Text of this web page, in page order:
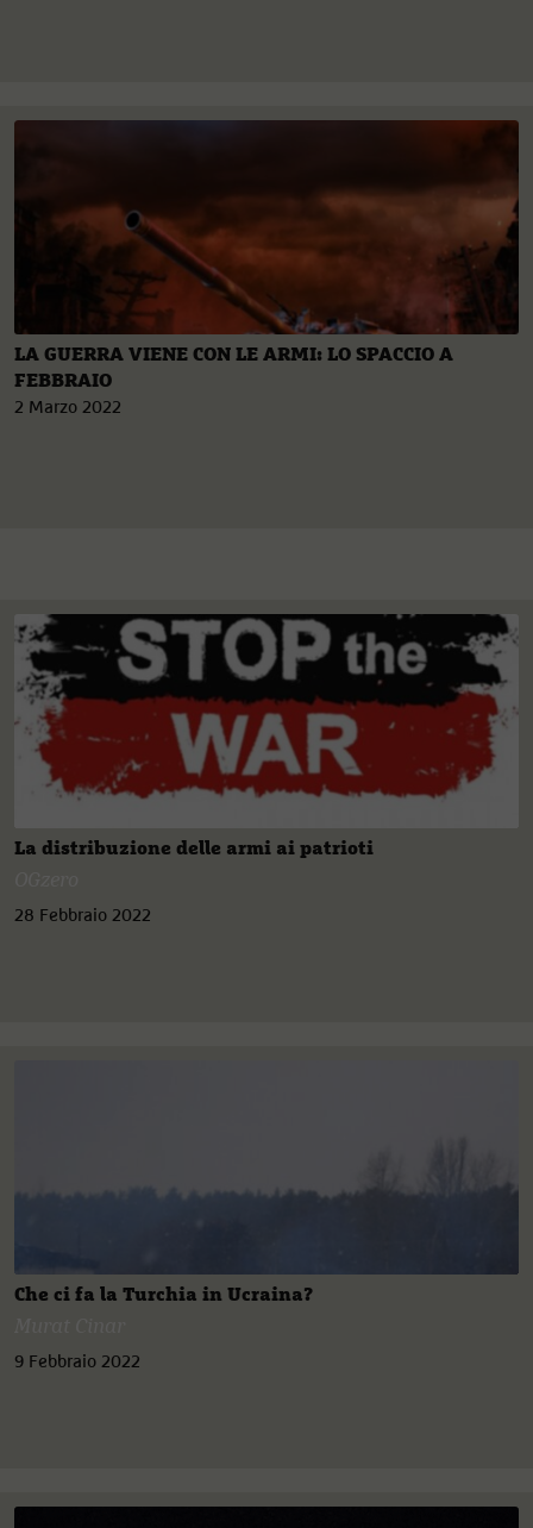
LA GUERRA VIENE CON LE ARMI: LO SPACCIO A
FEBBRAIO
2 Marzo 2022
La distribuzione delle armi ai patrioti
28 Febbraio 2022
Che ci fa la Turchia in Ucraina?
9 Febbraio 2022